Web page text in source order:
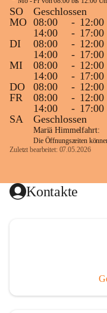
SO
Geschlossen
MO 08:00 - 12:00
14:00
- 17:00
DI
08:00 - 12:00
14:00
- 17:00
MI
08:00 - 12:00
14:00
- 17:00
DO
08:00 - 12:00
FR
08:00 - 12:00
14:00
- 17:00
SA
Geschlossen
Mariä Himmelfahrt:
Die Öffnungszeiten
Zuletzt bearbeitet: 07.05.2026
Kontakte